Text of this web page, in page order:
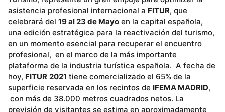
asistencia profesional internacional a FITUR, que
celebrará del 19 al 23 de Mayo en la capital española,
una edición estratégica para la reactivación del turismo,
en un momento esencial para recuperar el encuentro
profesional, en el marco de la más importante
plataforma de la industria turística española. A fecha de
hoy, FITUR 2021 tiene comercializado el 65% de la
superficie reservada en los recintos de IFEMA MADRID,
con más de 38.000 metros cuadrados netos. La
previsión de visitantes se estima en aproximadamente